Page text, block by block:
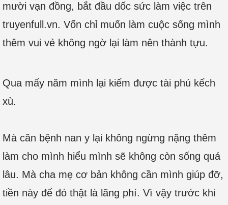
mười vạn đồng, bắt đầu dốc sức làm việc trên
truyenfull.vn. Vốn chỉ muốn làm cuộc sống mình
thêm vui vẻ không ngờ lại làm nên thành tựu.
Qua mấy năm mình lại kiếm được tài phú kếch
xù.
Mà căn bệnh nan y lại không ngừng nặng thêm
làm cho mình hiểu mình sẽ không còn sống quá
lâu. Mà cha mẹ cơ bản không cần mình giúp đỡ,
tiền này để đó thật là lãng phí. Vì vậy trước khi